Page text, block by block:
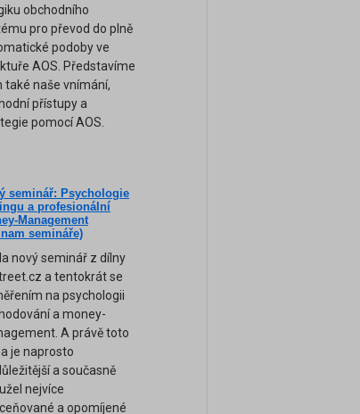
obchodního
pro převod do plně
podoby ve
AOS. Představíme
také naše vnímání,
přístupy a
pomocí AOS.
seminář: Psychologie
a profesionální
Management
semináře)
nový seminář z dílny
a tentokrát se
na psychologii
a money-
A právě toto
je naprosto
a současně
nejvíce
a opomíjené